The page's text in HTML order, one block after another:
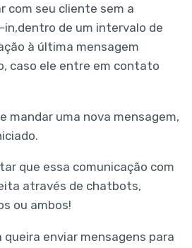
com seu cliente sem a
de um intervalo de
à última mensagem
caso ele entre em contato
mandar uma nova mensagem,
que essa comunicação com
através de chatbots,
ou ambos!
queira enviar mensagens para